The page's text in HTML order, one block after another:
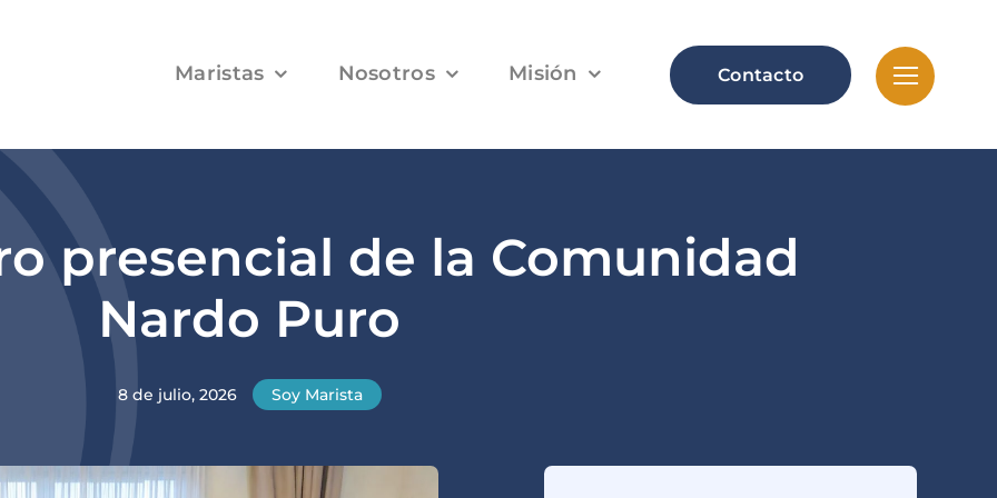
Maristas Nosotros Misión Contacto
presencial de la Comunidad
Nardo Puro
8 de julio, 2026 Soy Marista